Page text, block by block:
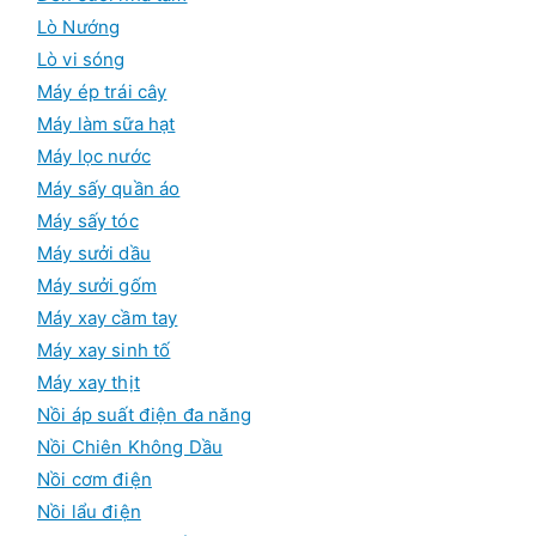
Lò Nướng
Lò vi sóng
Máy ép trái cây
Máy làm sữa hạt
Máy lọc nước
Máy sấy quần áo
Máy sấy tóc
Máy sưởi dầu
Máy sưởi gốm
Máy xay cầm tay
Máy xay sinh tố
Máy xay thịt
Nồi áp suất điện đa năng
Nồi Chiên Không Dầu
Nồi cơm điện
Nồi lẩu điện